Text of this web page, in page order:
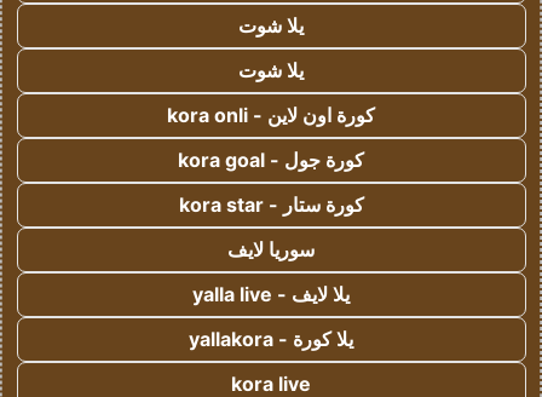
يلا شوت
يلا شوت
كورة اون لاين - kora onli
كورة جول - kora goal
كورة ستار - kora star
سوريا لايف
يلا لايف - yalla live
يلا كورة - yallakora
kora live